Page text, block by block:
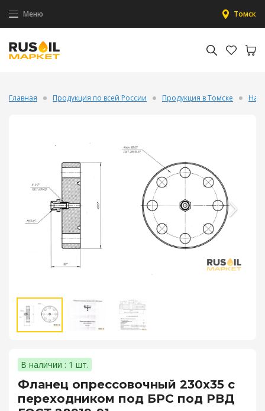
Меню Томск
Главная Продукция по всей России Продукция в Томске
В наличии : 1 шт.
Фланец опрессовочный 230х35 с
переходником под БРС под РВД